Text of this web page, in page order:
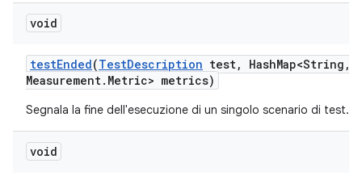
void
testEnded(TestDescription test, HashMap<String ,
Measurement. Metric> metrics)
Segnala la fine dell'esecuzione di un singolo scenario di test.
void